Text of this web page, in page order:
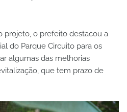
projeto, o prefeito destacou a
do Parque Circuito para os
algumas das melhorias
que tem prazo de